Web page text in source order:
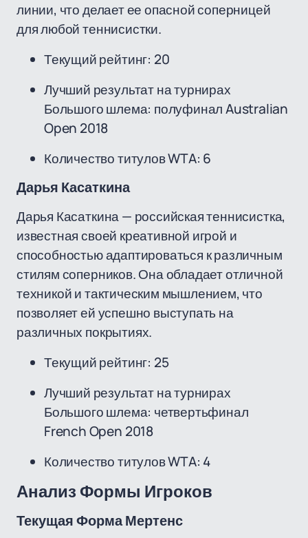
линии, что делает ее опасной соперницей
для любой теннисистки.
Текущий рейтинг: 20
Лучший результат на турнирах
Большого шлема: полуфинал Australian
Open 2018
Количество титулов WTA: 6
Дарья Касаткина
Дарья Касаткина — российская теннисистка,
известная своей креативной игрой и
способностью адаптироваться к различным
стилям соперников. Она обладает отличной
техникой и тактическим мышлением, что
позволяет ей успешно выступать на
различных покрытиях.
Текущий рейтинг: 25
Лучший результат на турнирах
Большого шлема: четвертьфинал
French Open 2018
Количество титулов WTA: 4
Анализ Формы Игроков
Текущая Форма Мертенс